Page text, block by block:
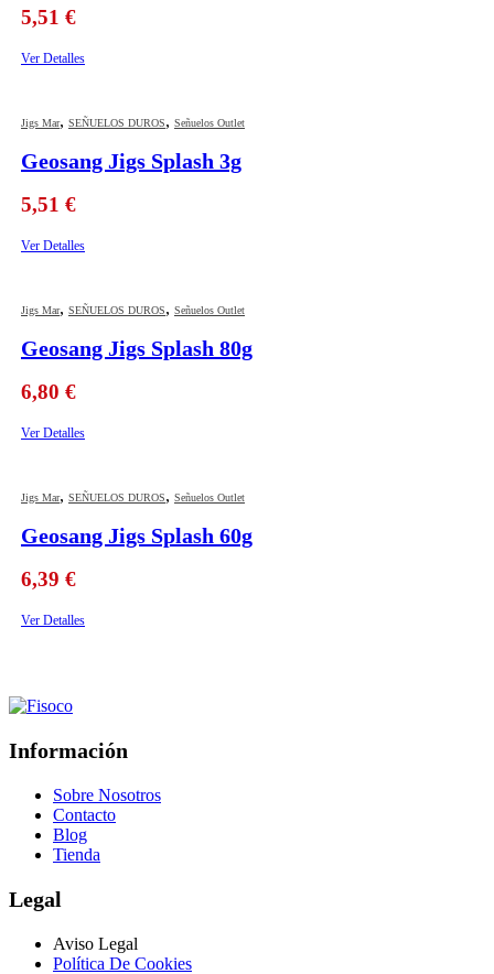
5,51 €
Ver Detalles
Jigs Mar, SEÑUELOS DUROS, Señuelos Outlet
Geosang Jigs Splash 3g
5,51 €
Ver Detalles
Jigs Mar, SEÑUELOS DUROS, Señuelos Outlet
Geosang Jigs Splash 80g
6,80 €
Ver Detalles
Jigs Mar, SEÑUELOS DUROS, Señuelos Outlet
Geosang Jigs Splash 60g
6,39 €
Ver Detalles
Información
Sobre Nosotros
Contacto
Blog
Tienda
Legal
Aviso Legal
Política De Cookies